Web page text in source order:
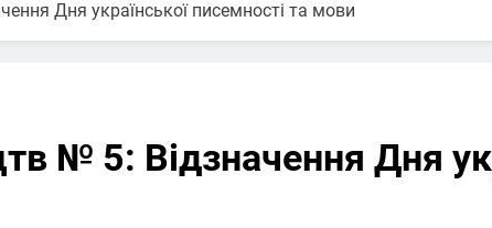
Дня української писемності та мови
№ 5: Відзначення Дня